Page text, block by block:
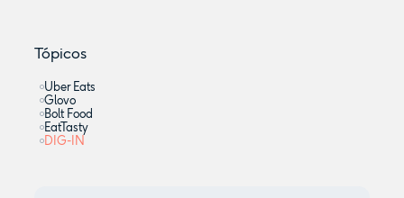
Tópicos
Uber Eats
Glovo
Bolt Food
EatTasty
DIG-IN